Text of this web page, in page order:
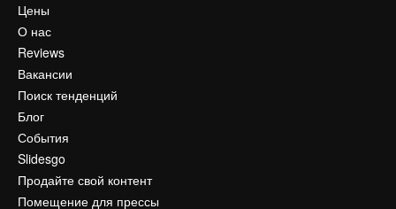
Цены
О нас
Reviews
Вакансии
Поиск тенденций
Блог
События
Slidesgo
Продайте свой контент
Помещение для прессы